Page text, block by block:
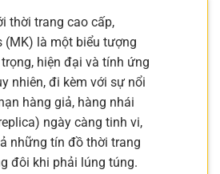
thời trang cao cấp,
(MK) là một biểu tượng
hiện đại và tính ứng
nhiên, đi kèm với sự nổi
hàng giả, hàng nhái
ngày càng tinh vi,
những tín đồ thời trang
đôi khi phải lúng túng.